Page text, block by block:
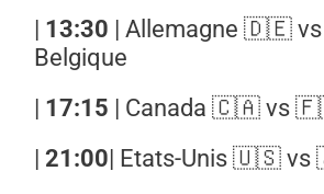
13:30
| Allemagne 🇩🇪
Belgique
17:15 | Canada 🇨🇦 vs
|21:00 | Etats-Unis 🇺🇸